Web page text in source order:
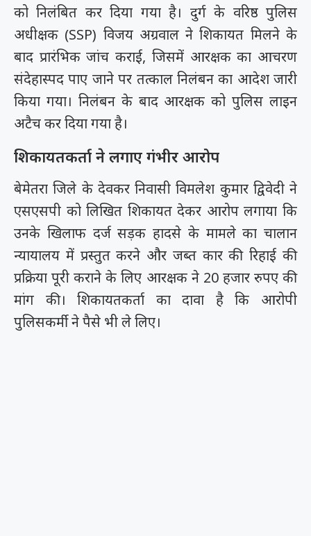
को निलंबित कर दिया गया है। दुर्ग के वरिष्ठ पुलिस
अधीक्षक (SSP) विजय अग्रवाल ने शिकायत मिलने के
बाद प्रारंभिक जांच कराई, जिसमें आरक्षक का आचरण
संदेहास्पद पाए जाने पर तत्काल निलंबन का आदेश जारी
किया गया। निलंबन के बाद आरक्षक को पुलिस लाइन
अटैच कर दिया गया है।
शिकायतकर्ता ने लगाए गंभीर आरोप
बेमेतरा जिले के देवकर निवासी विमलेश कुमार द्विवेदी ने
एसएसपी को लिखित शिकायत देकर आरोप लगाया कि
उनके खिलाफ दर्ज सड़क हादसे के मामले का चालान
न्यायालय में प्रस्तुत करने और जब्त कार की रिहाई की
प्रक्रिया पूरी कराने के लिए आरक्षक ने 20 हजार रुपए की
मांग की। शिकायतकर्ता का दावा है कि आरोपी
पुलिसकर्मी ने पैसे भी ले लिए।